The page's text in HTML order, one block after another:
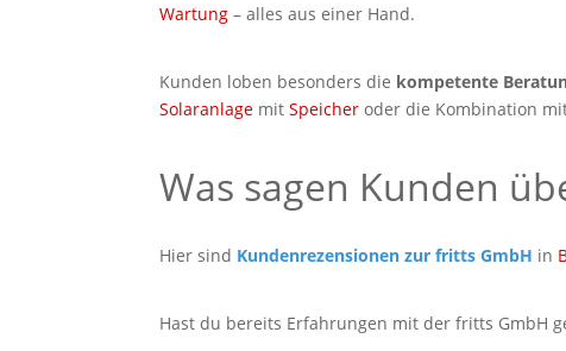
Wartung – alles aus einer Hand.
Kunden loben besonders die kompetente
Solaranlage mitSpeicher oder die Kombination
Was sagen Kunden
Hier sind Kundenrezensionen zur fritts GmbH in
Hast du bereits Erfahrungen mit der fritts GmbH